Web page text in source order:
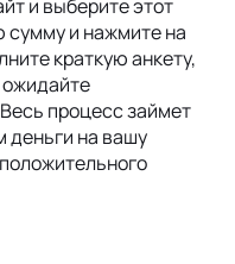
и выберите этот
сумму и нажмите на
краткую анкету,
процесс займет
деньги на вашу